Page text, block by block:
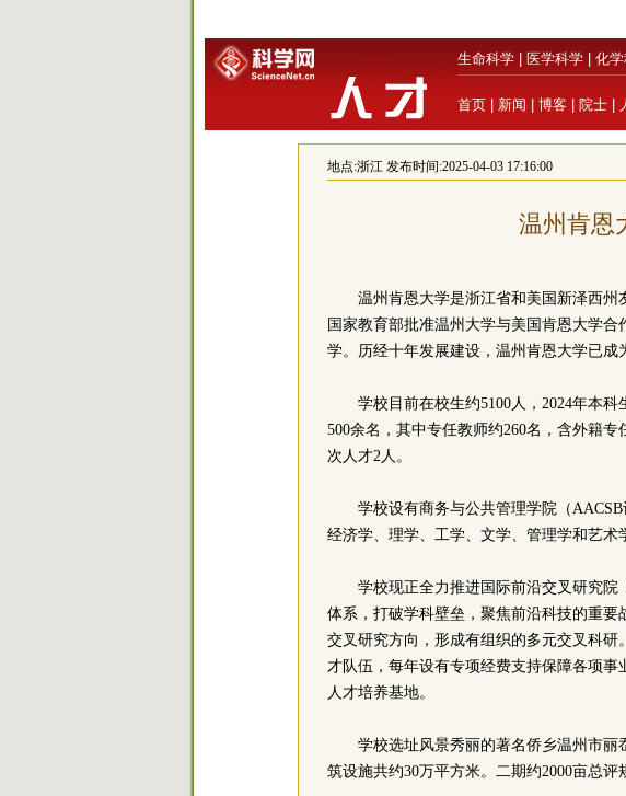
生命科学 医学科学 化
首页 新闻 博客 院士
地点:浙江发布时间:2025-04-03 17:16:00
温州肯恩
温州肯恩大学是浙江省和美国新泽西州
国家教育部批准温州大学与美国肯恩大学
学。历经十年发展建设，温州肯恩大学已成
学校目前在校生约5100人，2024年本
500余名，其中专任教师约260名，含外籍
次人才2人。
学校设有商务与公共管理学院（
经济学、理学、工学、文学、管理学和艺术
学校现正全力推进国际前沿交叉研究院
体系，打破学科壁垒，聚焦前沿科技的重
交叉研究方向，形成有组织的多元交叉科
才队伍，每年设有专项经费支持保障各项
人才培养基地。
学校选址风景秀丽的著名侨乡温州市丽
筑设施共约30万平方米。二期约2000亩总